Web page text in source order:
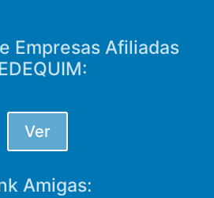
Empresas Afiliadas
Ver
Amigas: